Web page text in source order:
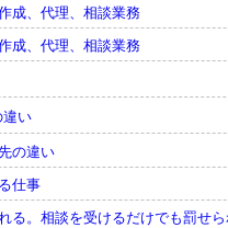
成、代理、相談業務
成、代理、相談業務
い
の違い
仕事
る。相談を受けるだけでも罰せ